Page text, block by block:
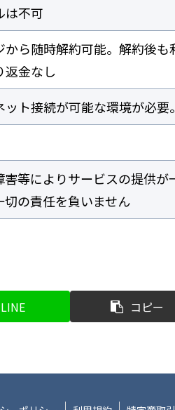
は不可
から随時解約可能。解約後
返金なし
ット接続が可能な環境が必
害等によりサービスの提供
切の責任を負いません
LINE コピー